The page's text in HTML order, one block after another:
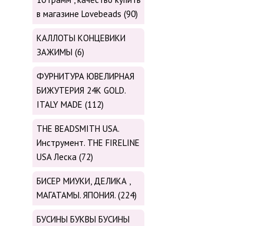
в магазине Lovebeads (90)
КАЛЛОТЫ КОНЦЕВИКИ
ЗАЖИМЫ (6)
ФУРНИТУРА ЮВЕЛИРНАЯ
БИЖУТЕРИЯ 24К GOLD.
ITALY MADE (112)
THE BEADSMITH USA.
Инструмент. THE FIRELINE
USA Леска (72)
БИСЕР МИУКИ, ДЕЛИКА ,
МАГАТАМЫ. ЯПОНИЯ. (224)
БУСИНЫ БУКВЫ БУСИНЫ